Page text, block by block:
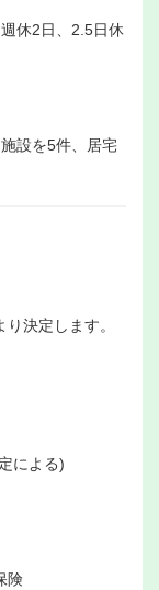
休2日、2.5日休
設を5件、居宅
決定します。
による)
険